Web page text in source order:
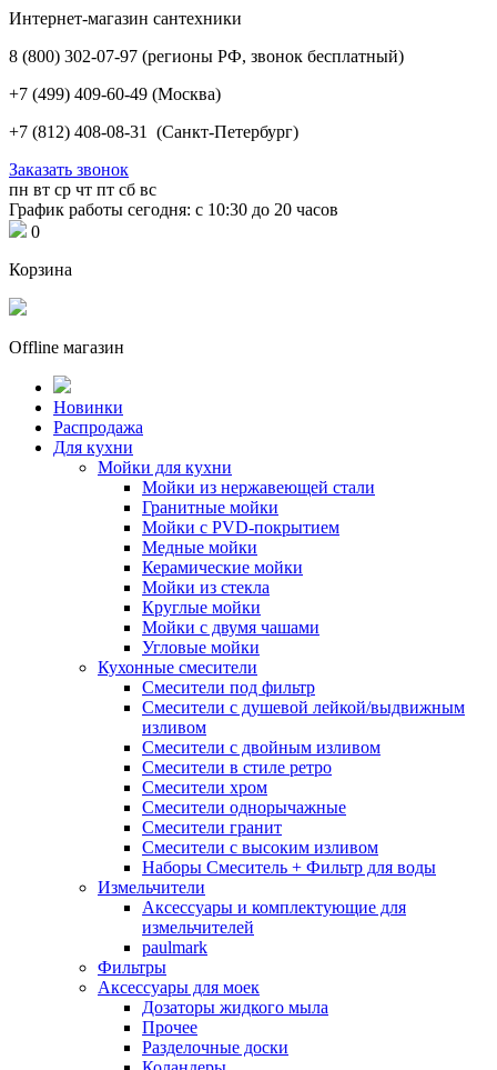
Интернет-магазин сантехники
8 (800) 302-07-97 (регионы РФ, звонок бесплатный)
+7 (499) 409-60-49 (Москва)
+7 (812) 408-08-31 (Санкт-Петербург)
Заказать звонок
пн вт ср чт пт сб вс
График работы сегодня: с 10:30 до 20 часов
0
Корзина
Offline магазин
Новинки
Распродажа
Для кухни
Мойки для кухни
Мойки из нержавеющей стали
Гранитные мойки
Мойки с PVD-покрытием
Медные мойки
Керамические мойки
Мойки из стекла
Круглые мойки
Мойки с двумя чашами
Угловые мойки
Кухонные смесители
Смесители под фильтр
Смесители с душевой лейкой/выдвижным
изливом
Смесители с двойным изливом
Смесители в стиле ретро
Смесители хром
Смесители однорычажные
Смесители гранит
Смесители с высоким изливом
Наборы Смеситель + Фильтр для воды
Измельчители
Аксессуары и комплектующие для
измельчителей
paulmark
Фильтры
Аксессуары для моек
Дозаторы жидкого мыла
Прочее
Разделочные доски